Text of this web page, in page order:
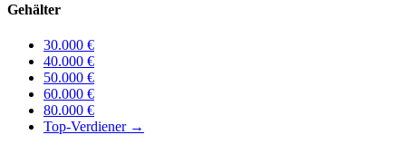
Gehälter
30.000 €
40.000 €
50.000 €
60.000 €
80.000 €
Top-Verdiener→